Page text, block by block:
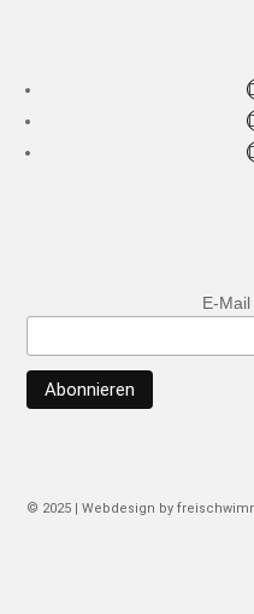
E-
© 2025 | Webdesign by